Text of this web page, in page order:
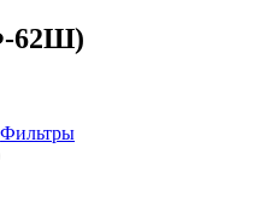
62Ш)
Фильтры